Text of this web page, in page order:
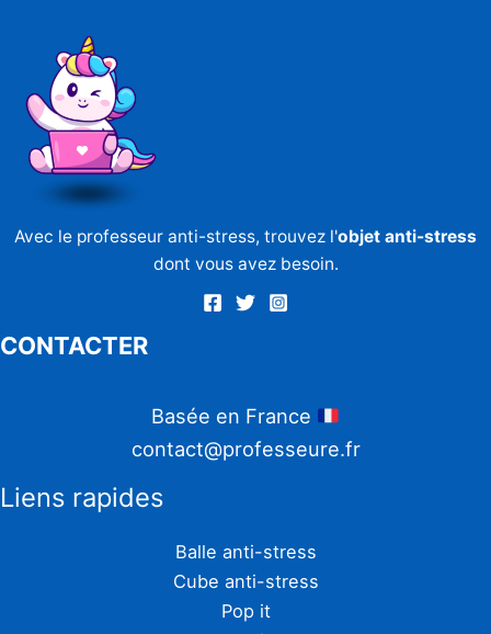
Avec le professeur anti-stress, trouvez l'objet anti-stress
dont vous avez besoin.
CONTACTER
Basée en France
contact@professeure.fr
Liens rapides
Balle anti-stress
Cube anti-stress
Pop it